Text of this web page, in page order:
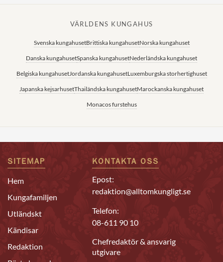
VÄRLDENS KUNGAHUS
Svenska kungahusetBrittiska kungahusetNorska kungahuset
Danska kungahusetSpanska kungahusetNederländska kungahuset
Belgiska kungahusetJordanska kungahusetLuxemburgska storhertighuset
Japanska kejsarhusetThailändska kungahusetMarockanska kungahuset
Monacos furstehus
SITEMAP
Hem
Kungafamiljen
Utländskt
Kändisar
Redaktion
KONTAKTA OSS
Epost:
redaktion@alltomkungligt.se
Telefon:
08-611 90 10
Chefredaktör & ansvarig
utgivare